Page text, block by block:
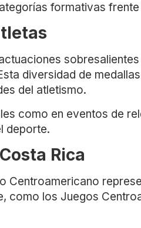
formativas
diversidad de
del atletismo.
como en eventos de
deporte.
Rica
los Juegos